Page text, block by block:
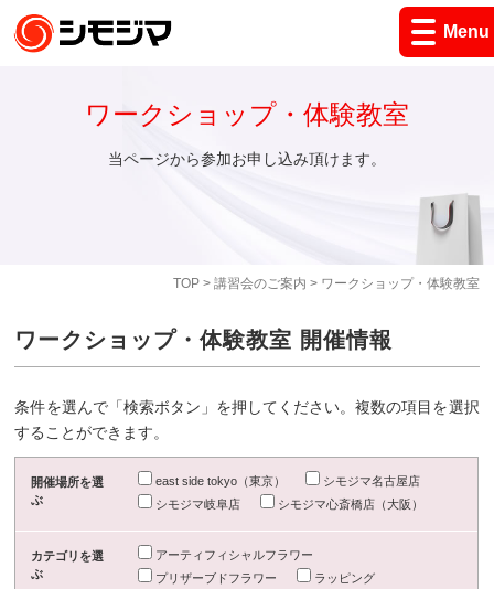
Menu
TOP> 講習会のご案内 > ワークショップ・体験教室
ワークショップ・体験教室
当ページから参加お申し込み頂けます。
ワークショップ・体験教室 開催情報
条件を選んで「検索ボタン」を押してください。複数の項目を選択
することができます。
開催場所を選
ぶ
east side tokyo（東京）
シモジマ名古屋店
シモジマ岐阜店
シモジマ心斎橋店（大阪）
カテゴリを選
ぶ
アーティフィシャルフラワー
プリザーブドフラワー
ラッピング